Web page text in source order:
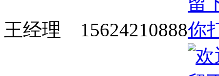
王经理 15624210888